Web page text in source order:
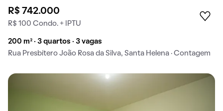
R$ 742.000
R$ 100 Condo. + IPTU
200 m² · 3 quartos · 3 vagas
Rua Presbítero João Rosa da Silva, Santa Helena · Contagem